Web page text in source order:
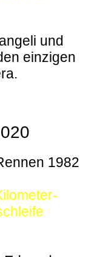
und
einzigen
1982